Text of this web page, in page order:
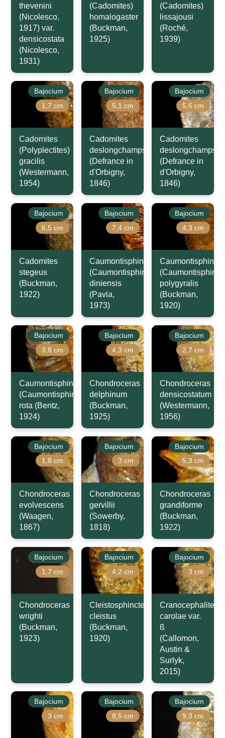
thevenini
(Nicolesco,
1917) var.
densicostata
(Nicolesco,
1931)
(Cadomites)
homalogaster
(Buckman,
1925)
(Cadomites)
lissajousi
(Roché,
1939)
Bajocium
1,7 cm
Cadomites
(Polyplectites)
gracilis
(Westermann,
1954)
Bajocium
5,1 cm
Cadomites
deslongchampsi
(Defrance in
d'Orbigny,
1846)
Bajocium
5,6 cm
Cadomites
deslongchampsi
(Defrance in
d'Orbigny,
1846)
Bajocium
6,5 cm
Cadomites
stegeus
(Buckman,
1922)
Bajocium
7,4 cm
Caumontisphinctes
(Caumontisphinctes)
diniensis
(Pavia,
1973)
Bajocium
4,3 cm
polygyralis
(Buckman,
1920)
Bajocium
3,8 cm
Caumontisphinctes
(Caumontisphinctes)
rota (Bentz,
1924)
Bajocium
4,3 cm
Chondroceras
delphinum
(Buckman,
1925)
Bajocium
2,7 cm
Chondroceras
densicostatum
(Westermann,
1956)
Bajocium
1,8 cm
Chondroceras
evolvescens
(Waagen,
1867)
Bajocium
3 cm
Chondroceras
gervillii
(Sowerby,
1818)
Bajocium
5,3 cm
Chondroceras
grandiforme
(Buckman,
1922)
Bajocium
1,7 cm
Chondroceras
wrighti
(Buckman,
1923)
Bajocium
4,2 cm
Cleistosphinctes
cleistus
(Buckman,
1920)
Bajocium
3 cm
Cranocephalites
carolae var.
ß
(Callomon,
Austin &
Surlyk,
2015)
Bajocium
3 cm
Bajocium
8,5 cm
Bajocium
9,3 cm